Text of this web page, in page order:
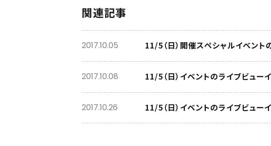
関連記事
11/5（日）開催スペシャルイベン
2017.10.05
11/5（日）イベントのライブビュー
2017.10.08
11/5（日）イベントのライブビュー
2017.10.26